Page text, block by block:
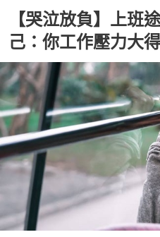
【哭泣放負】上班
己：你工作壓力大